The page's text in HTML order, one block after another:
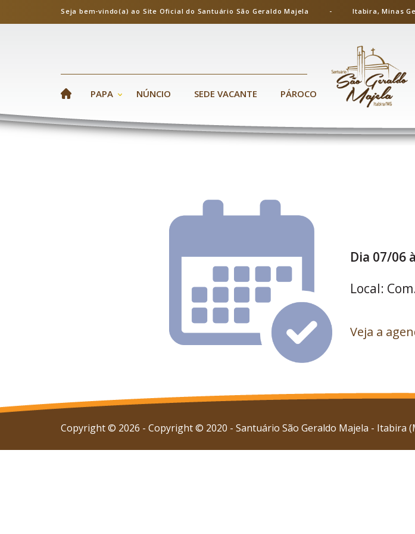
Seja bem-vindo(a) ao Site Oficial do Santuário São Geraldo Majela - Itabira, Minas
PAPA NÚNCIO SEDE VACANTE PÁROCO
Dia 07/06
Local:
Veja a
Copyright © 2026 - Copyright © 2020 - Santuário São Geraldo Majela - Itabira